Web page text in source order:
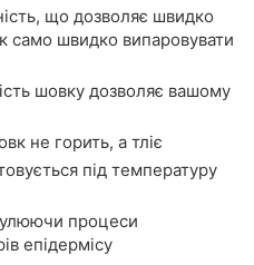
що дозволяє швидко
само швидко випаровувати
шовку дозволяє вашому
не горить, а тліє
під температуру
процеси
епідермісу